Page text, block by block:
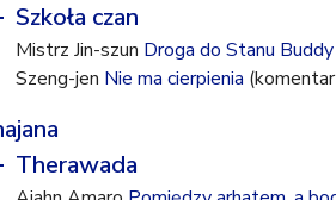
Szkoła czan
Mistrz Jin-szun Droga do Stanu Buddy
Szeng-jen Nie ma cierpienia
Therawada